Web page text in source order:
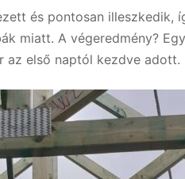
és pontosan illeszkedik,
miatt. A végeredmény?
az első naptól kezdve adott.